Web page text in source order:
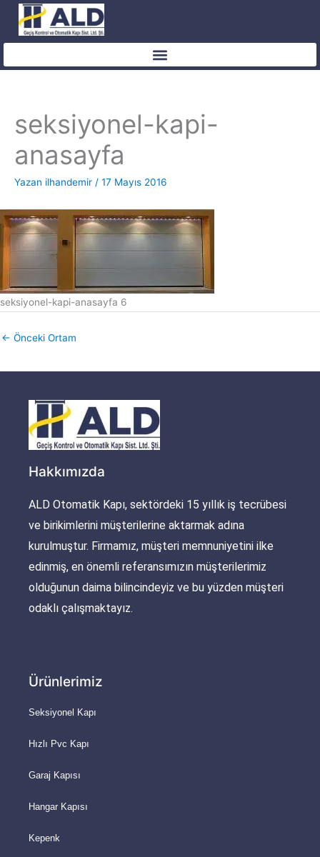
İçeriğe
seksiyonel-kapi-
anasayfa
Yazan ilhandemir / 17 Mayıs 2016
seksiyonel-kapi-anasayfa 6
← Önceki Ortam
Hakkımızda
ALD Otomatik Kapı, sektördeki 15 yıllık iş tecrübesi
ve birikimlerini müşterilerine aktarmak adına
kurulmuştur. Firmamız, müşteri memnuniyetini ilke
edinmiş, en önemli referansımızın müşterilerimiz
olduğunun daima bilincindeyiz ve bu yüzden müşteri
odaklı çalışmaktayız.
Ürünlerimiz
Seksiyonel Kapı
Hızlı Pvc Kapı
Garaj Kapısı
Hangar Kapısı
Kepenk